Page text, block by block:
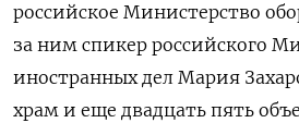
российское Министерство
за ним спикер российского
иностранных дел Мария
храм и еще двадцать пять